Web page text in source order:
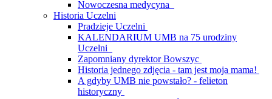
Nowoczesna medycyna
Historia Uczelni
Pradzieje Uczelni
KALENDARIUM UMB na 75 urodziny
Uczelni
Zapomniany dyrektor Bowszyc
Historia jednego zdjęcia - tam jest moja mama!
A gdyby UMB nie powstało? - felieton
historyczny